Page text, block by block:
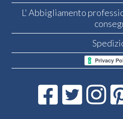
L' Abbigliamento